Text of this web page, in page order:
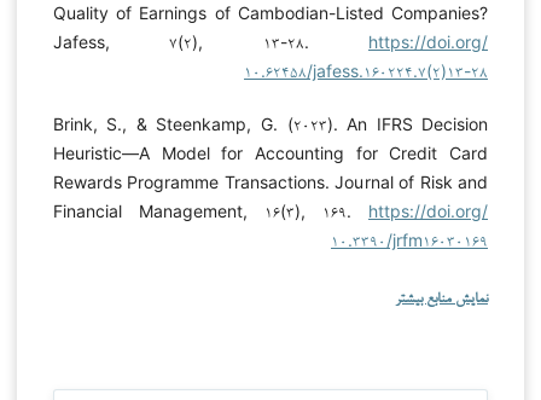
Quality of Earnings of Cambodian-Listed Companies?
Jafess, ۷(۲), ۱۳-۲۸. https://doi.org/
۱۰.۶۲۴۵۸/jafess.۱۶۰۲۲۴.۷(۲)۱۳-۲۸
Brink, S., & Steenkamp, G. (۲۰۲۳). An IFRS Decision
Heuristic—A Model for Accounting for Credit Card
Rewards Programme Transactions. Journal of Risk and
Financial Management, ۱۶(۳), ۱۶۹. https://doi.org/
۱۰.۳۳۹۰/jrfm۱۶۰۳۰۱۶۹
نمایش منابع بیشتر